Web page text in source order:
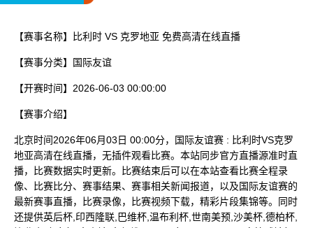
【赛事名称】 比利时 VS 克罗地亚 免费高清在线直播
【赛事分类】 国际友谊
【开赛时间】 2026-06-03 00:00:00
【赛事介绍】
北京时间2026年06月03日 00:00分，国际友谊赛 : 比利时VS克罗
地亚高清在线直播，无插件观看比赛。本站同步官方直播源准时直
播，比赛数据实时更新。比赛结束后可以在本站查看比赛全程录
像、比赛比分、赛事结果、赛事相关新闻报道，以及国际友谊赛的
最新赛事直播，比赛录像，比赛视频下载，精彩片段集锦等。同时
还提供英后杯,印西隆联,巴维杯,温布利杯,世南美预,沙美杯,德柏杯,